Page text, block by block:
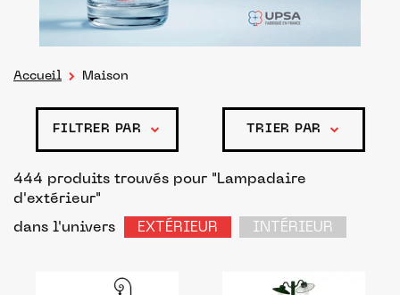
Accueil Maison
FILTRER PAR TRIER PAR
444 produits trouvés pour "Lampadaire
d'extérieur"
dans l'univers
EXTÉRIEUR INTÉRIEUR